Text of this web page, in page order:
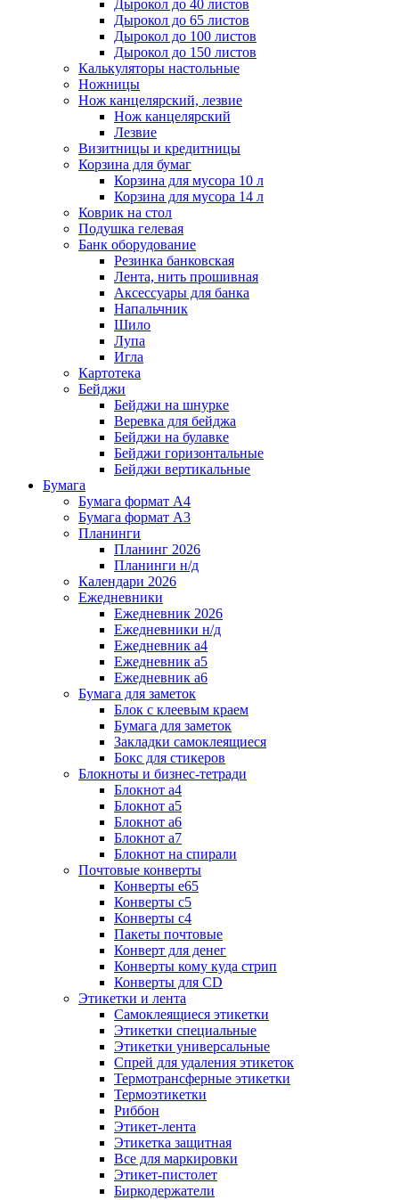
Дырокол до 40 листов
Дырокол до 65 листов
Дырокол до 100 листов
Дырокол до 150 листов
Калькуляторы настольные
Ножницы
Нож канцелярский, лезвие
Нож канцелярский
Лезвие
Визитницы и кредитницы
Корзина для бумаг
Корзина для мусора 10 л
Корзина для мусора 14 л
Коврик на стол
Подушка гелевая
Банк оборудование
Резинка банковская
Лента, нить прошивная
Аксессуары для банка
Напальчник
Шило
Лупа
Игла
Картотека
Бейджи
Бейджи на шнурке
Веревка для бейджа
Бейджи на булавке
Бейджи горизонтальные
Бейджи вертикальные
Бумага
Бумага формат А4
Бумага формат А3
Планинги
Планинг 2026
Планинги н/д
Календари 2026
Ежедневники
Ежедневник 2026
Ежедневники н/д
Ежедневник а4
Ежедневник а5
Ежедневник а6
Бумага для заметок
Блок с клеевым краем
Бумага для заметок
Закладки самоклеящиеся
Бокс для стикеров
Блокноты и бизнес-тетради
Блокнот а4
Блокнот а5
Блокнот а6
Блокнот а7
Блокнот на спирали
Почтовые конверты
Конверты е65
Конверты с5
Конверты с4
Пакеты почтовые
Конверт для денег
Конверты кому куда стрип
Конверты для CD
Этикетки и лента
Самоклеящиеся этикетки
Этикетки специальные
Этикетки универсальные
Спрей для удаления этикеток
Термотрансферные этикетки
Термоэтикетки
Риббон
Этикет-лента
Этикетка защитная
Все для маркировки
Этикет-пистолет
Биркодержатели